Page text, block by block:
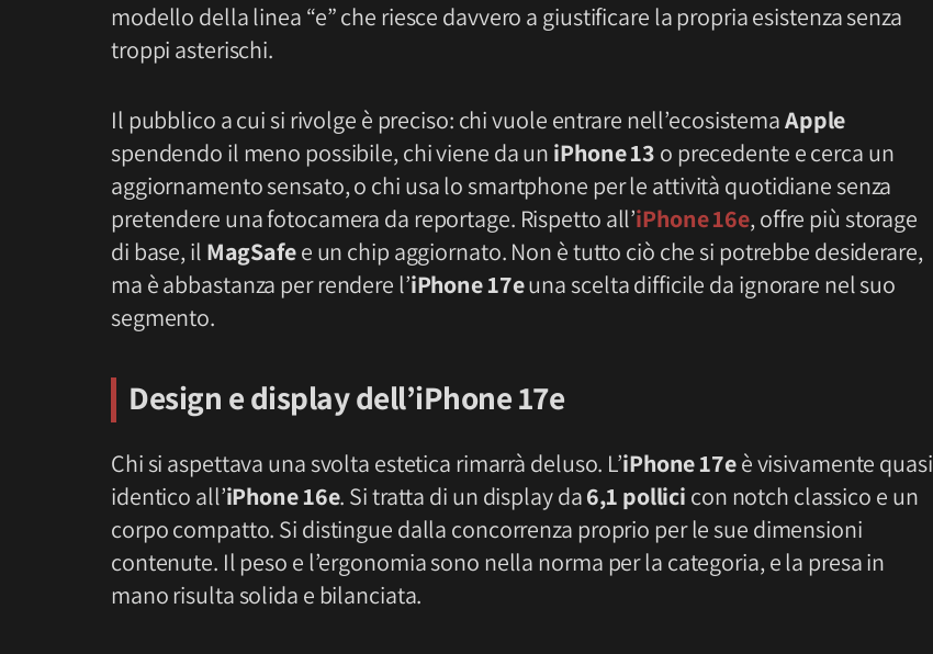
modello della linea “e” che riesce davvero a giustificare la propria esistenza senza
troppi asterischi.
Il pubblico a cui si rivolge è preciso: chi vuole entrare nell’ecosistemaApple
spendendo il meno possibile, chi viene da un iPhone 13 o precedente e cerca un
aggiornamento sensato, o chi usa lo smartphone per le attività quotidiane senza
pretendere una fotocamera da reportage. Rispetto all’iPhone 16e, offre più storage
di base, il MagSafee un chip aggiornato. Non è tutto ciò che si potrebbe desiderare,
ma è abbastanza per rendere l’iPhone 17euna scelta difficile da ignorare nel suo
segmento.
Design e display dell’iPhone 17e
Chi si aspettava una svolta estetica rimarrà deluso. L’iPhone 17eè visivamente quasi
identico all’iPhone 16e. Si tratta di un display da6,1 pollici con notch classico e un
corpo compatto. Si distingue dalla concorrenza proprio per le sue dimensioni
contenute. Il peso e l’ergonomia sono nella norma per la categoria, e la presa in
mano risulta solida e bilanciata.